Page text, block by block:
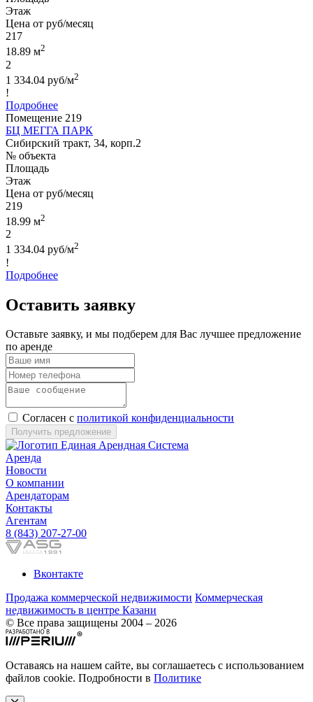
Этаж
Цена от руб/месяц
217
18.89 м2
2
1 334.04 руб/м2
!
Подробнее
Помещение 219
БЦ МЕГГА ПАРК
Сибирский тракт, 34, корп.2
№ объекта
Площадь
Этаж
Цена от руб/месяц
219
18.99 м2
2
1 334.04 руб/м2
!
Подробнее
Оставить заявку
Оставьте заявку, и мы подберем для Вас лучшее предложение
по аренде
Согласен с политикой конфиденциальности
Получить предложение
Аренда
Новости
О компании
Арендаторам
Контакты
Агентам
8 (843) 207-27-00
Вконтакте
Продажа коммерческой недвижимости Коммерческая
недвижимость в центре Казани
© Все права защищены 2004 – 2026
Оставаясь на нашем сайте, вы соглашаетесь с использованием
файлов cookie. Подробности в Политике